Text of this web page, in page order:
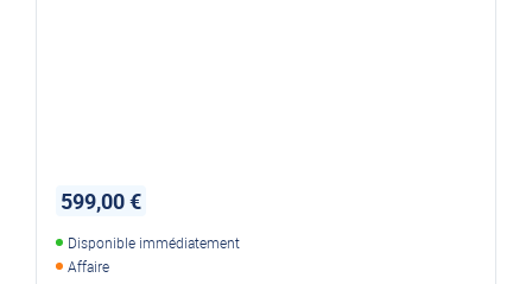
599,00 €
Disponible immédiatement
Affaire